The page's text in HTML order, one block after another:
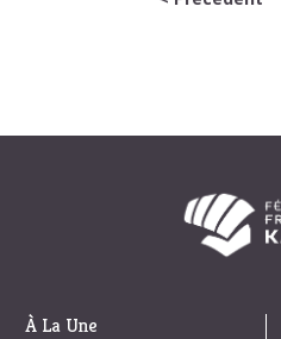
À La Une